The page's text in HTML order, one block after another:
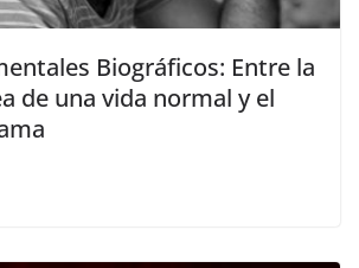
Biográficos: Entre la
de una vida normal y el